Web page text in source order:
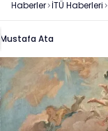
Haberler İTÜ Haberleri
Mustafa Ata